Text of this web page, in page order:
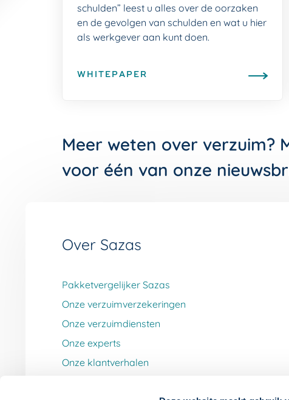
schulden” leest u alles over de oorzaken
en de gevolgen van schulden en wat u hier
als werkgever aan kunt doen.
WHITEPAPER
Meer weten over verzuim?
voor één van onze
Over Sazas
Pakketvergelijker Sazas
Onze verzuimverzekeringen
Onze verzuimdiensten
Onze experts
Onze klantverhalen